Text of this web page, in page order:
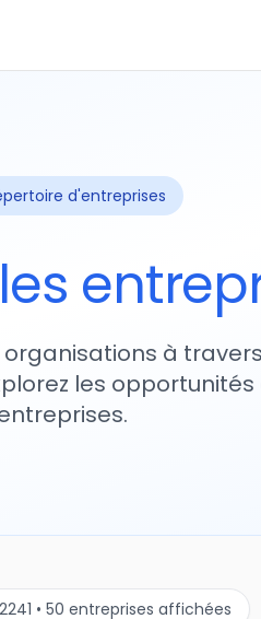
d'entreprises
organisations à
les opportunités
• 50 entreprises affichées